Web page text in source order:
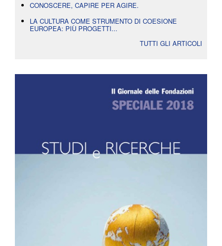
CONOSCERE, CAPIRE PER AGIRE.
LA CULTURA COME STRUMENTO DI COESIONE
EUROPEA: PIÙ PROGETTI...
TUTTI GLI ARTICOLI